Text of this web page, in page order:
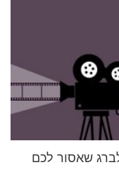
שאסור לכם